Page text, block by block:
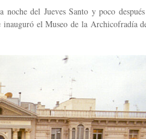
del Jueves Santo y poco
el Museo de la Archicofradía